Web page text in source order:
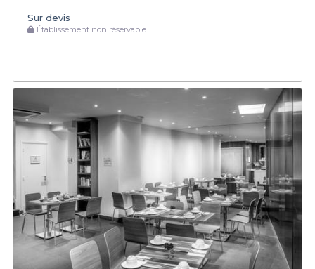
Sur devis
Établissement non réservable